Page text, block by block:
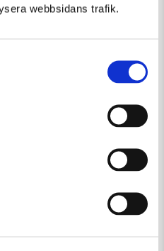
webbsidans trafik.
– kända och okända djur